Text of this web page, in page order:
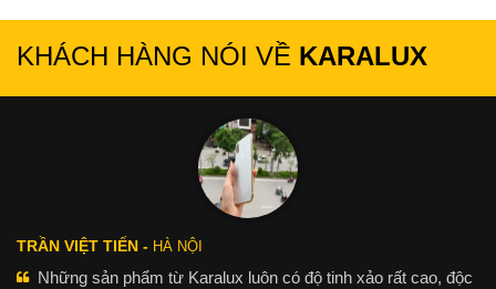
KHÁCH HÀNG NÓI VỀ KARALUX
TRẦN VIỆT TIẾN - HÀ NỘI
Những sản phẩm từ Karalux luôn có độ tinh xảo rất cao, độc